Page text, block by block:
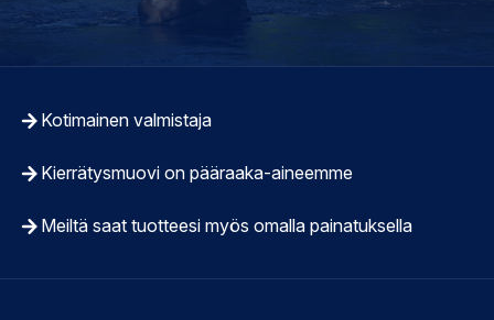
Kotimainen valmistaja
Kierrätysmuovi on pääraaka-aineemme
Meiltä saat tuotteesi myös omalla painatuksella